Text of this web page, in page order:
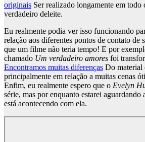
originais Ser realizado longamente em
verdadeiro deleite.
Eu realmente podia ver isso funcionando
relação aos diferentes pontos de contato de
que um filme não teria tempo! E por
chamado Um verdadeiro amores foi
Encontramos muitas diferenças Do material
principalmente em relação a muitas cenas
Enfim, eu realmente espero que o Evelyn
série, mas por enquanto estarei aguardando
está acontecendo com ela.